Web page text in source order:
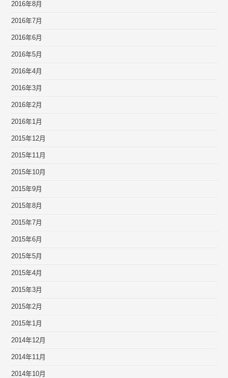
2016年8月
2016年7月
2016年6月
2016年5月
2016年4月
2016年3月
2016年2月
2016年1月
2015年12月
2015年11月
2015年10月
2015年9月
2015年8月
2015年7月
2015年6月
2015年5月
2015年4月
2015年3月
2015年2月
2015年1月
2014年12月
2014年11月
2014年10月